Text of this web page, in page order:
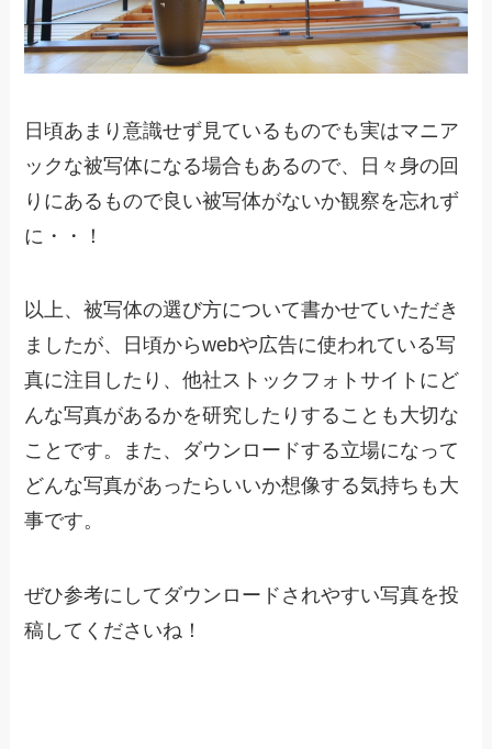
日頃あまり意識せず見ているものでも実はマニア
ックな被写体になる場合もあるので、日々身の回
りにあるもので良い被写体がないか観察を忘れず
に・・！
以上、被写体の選び方について書かせていただき
ましたが、日頃からwebや広告に使われている写
真に注目したり、他社ストックフォトサイトにど
んな写真があるかを研究したりすることも大切な
ことです。また、ダウンロードする立場になって
どんな写真があったらいいか想像する気持ちも大
事です。
ぜひ参考にしてダウンロードされやすい写真を投
稿してくださいね！